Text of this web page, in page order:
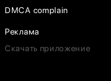
DMCA complain
Реклама
Скачать приложение